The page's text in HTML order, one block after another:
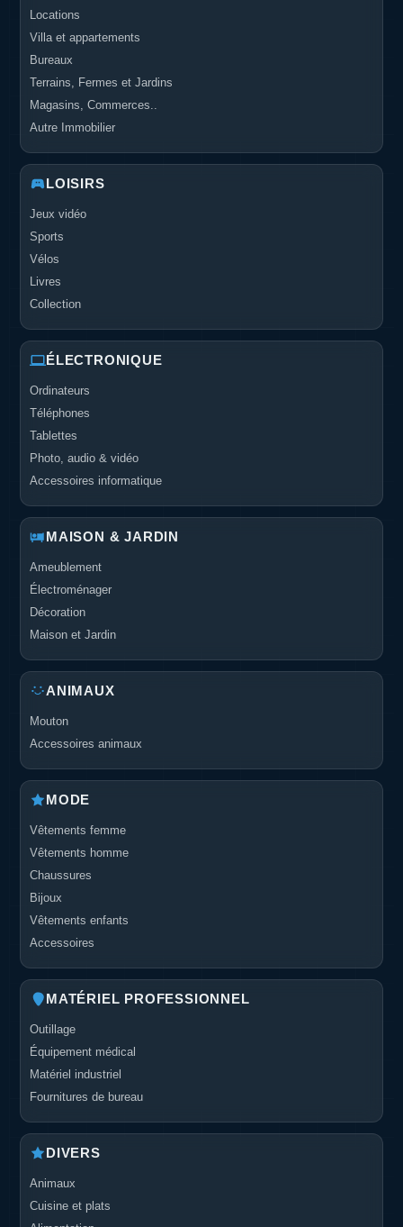
Locations
Villa et appartements
Bureaux
Terrains, Fermes et Jardins
Magasins, Commerces..
Autre Immobilier
LOISIRS
Jeux vidéo
Sports
Vélos
Livres
Collection
ÉLECTRONIQUE
Ordinateurs
Téléphones
Tablettes
Photo, audio & vidéo
Accessoires informatique
MAISON & JARDIN
Ameublement
Électroménager
Décoration
Maison et Jardin
ANIMAUX
Mouton
Accessoires animaux
MODE
Vêtements femme
Vêtements homme
Chaussures
Bijoux
Vêtements enfants
Accessoires
MATÉRIEL PROFESSIONNEL
Outillage
Équipement médical
Matériel industriel
Fournitures de bureau
DIVERS
Animaux
Cuisine et plats